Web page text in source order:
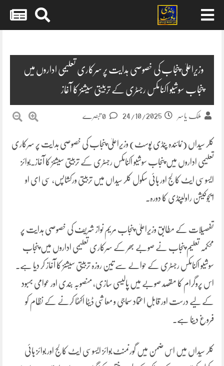
وزیراعلیٰ پنجاب کی خصوصی ہدایت پر سرکاری تعلیمی اداروں میں
پنجاب سوشیو اکنامکس رجسٹری کے تربیتی سیشنز کا آغاز
ملک یاسر 24/10/2025
کلر سیداں (نمائندہ پنڈی پوسٹ) وزیراعلیٰ پنجاب کی خصوصی ہدایت پر سرکاری
تعلیمی اداروں میں پنجاب سوشیو اکنامکس رجسٹری کے تربیتی سیشنز کا آغاز۔بوائز
ایسوسی ایٹ کالج اور ہائی سکول کلر سیداں میں تربیتی ورکشاپس، سی ای او
ایجوکیشن راولپنڈی کا دورہ۔
تفصیلات کے مطابق وزیراعلیٰ پنجاب مریم نواز شریف کی خصوصی ہدایت پر
محکمہ تعلیم پنجاب نے صوبے بھر کے سرکاری تعلیمی اداروں میں پنجاب
سوشیو اکنامکس رجسٹری کے حوالے سے تین روزہ تربیتی سیشنز کا آغاز کر دیا ہے۔
اس پروگرام کا مقصد صوبے میں پالیسی سازی، منصوبہ بندی اور عوامی بہبود
کے لیے درست اور قابلِ اعتماد سماجی و معاشی ڈیٹا اکٹھا کرنے کے نظام کو
فروغ دینا ہے۔
کلر سیداں میں اس ضمن میں گورنمنٹ بوائز ایسوسی ایٹ کالج اور بوائز ہائی